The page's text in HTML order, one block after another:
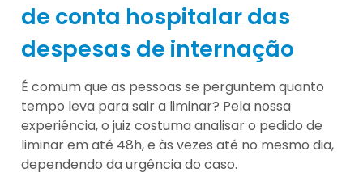
de conta hospitalar das
despesas de internação
É comum que as pessoas se perguntem quanto
tempo leva para sair a liminar? Pela nossa
experiência, o juiz costuma analisar o pedido de
liminar em até 48h, e às vezes até no mesmo dia,
dependendo da urgência do caso.